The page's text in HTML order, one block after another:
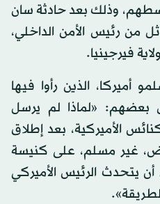
وذلك بعد حادثة سان
من رئيس الأمن الداخلي،
فيرجينيا.
أميركا، الذين رأوا فيها
بعضهم: «لماذا لم يرسل
الأميركية، بعد إطلاق
غير مسلم، على كنيسة
يتحدث الرئيس الأميركي